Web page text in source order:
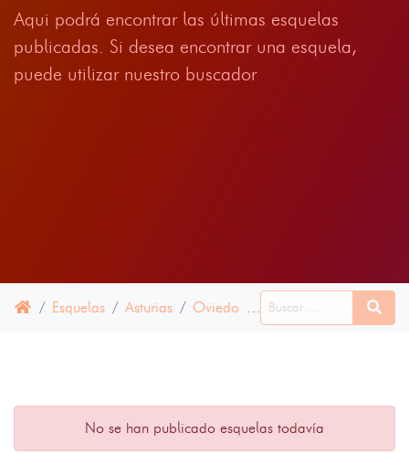
Aqui podrá encontrar las últimas esquelas
publicadas. Si desea encontrar una esquela,
puede utilizar nuestro buscador
Esquelas Asturias Oviedo 13 MARZO 2025
No se han publicado esquelas todavía